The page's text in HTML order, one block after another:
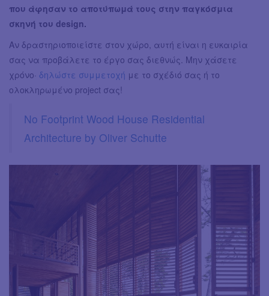
που άφησαν το αποτύπωμά τους στην παγκόσμια
σκηνή του design.
Αν δραστηριοποιείστε στον χώρο, αυτή είναι η ευκαιρία
σας να προβάλετε το έργο σας διεθνώς. Μην χάσετε
χρόνο· δηλώστε συμμετοχή με το σχέδιό σας ή το
ολοκληρωμένο project σας!
No Footprint Wood House Residential
Architecture by Oliver Schutte